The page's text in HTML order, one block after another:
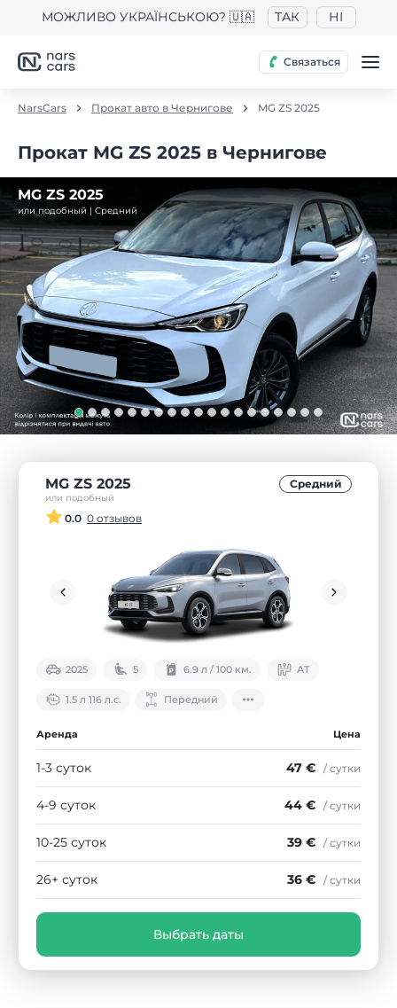
МОЖЛИВО УКРАЇНСЬКОЮ? 🇺🇦 ТАК НІ
Связаться
NarsCars Прокат авто в Чернигове MG ZS 2025
Прокат MG ZS 2025 в Чернигове
MG ZS 2025
или подобный | Средний
MG ZS 2025
или подобный
Средний
0.0 0 отзывов
2025 5 6.9 л / 100 км. АТ
1.5 л 116 л.с. Передний
Аренда Цена
1-3 суток 47 € / сутки
4-9 суток 44 € / сутки
10-25 суток 39 € / сутки
26+ суток 36 € / сутки
Выбрать даты